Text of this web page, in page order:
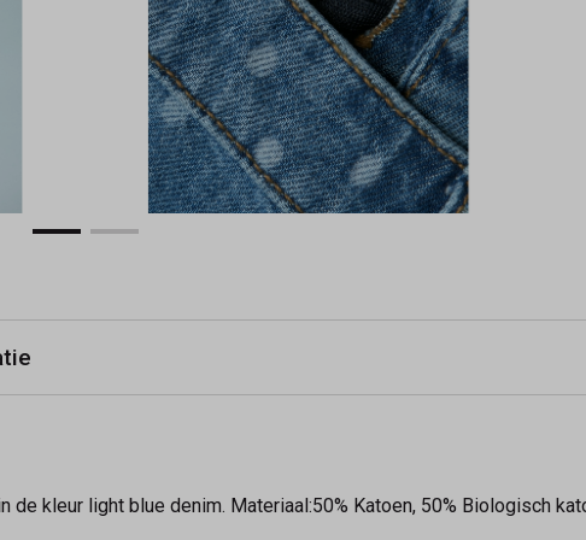
de kleur light blue denim. Materiaal:50% Katoen, 50% Biologisch